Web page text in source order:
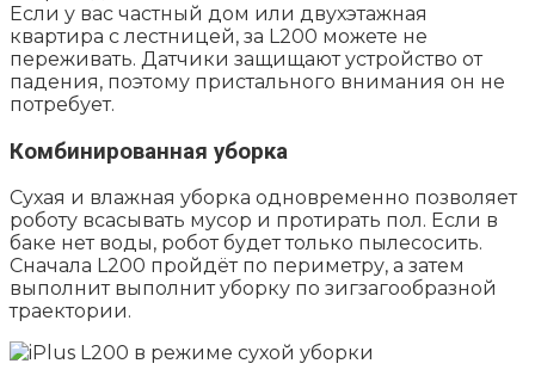
Если у вас частный дом или двухэтажная
квартира с лестницей, за L200 можете не
переживать. Датчики защищают устройство от
падения, поэтому пристального внимания он не
потребует.
Комбинированная уборка
Сухая и влажная уборка одновременно позволяет
роботу всасывать мусор и протирать пол. Если в
баке нет воды, робот будет только пылесосить.
Сначала L200 пройдёт по периметру, а затем
выполнит выполнит уборку по зигзагообразной
траектории.